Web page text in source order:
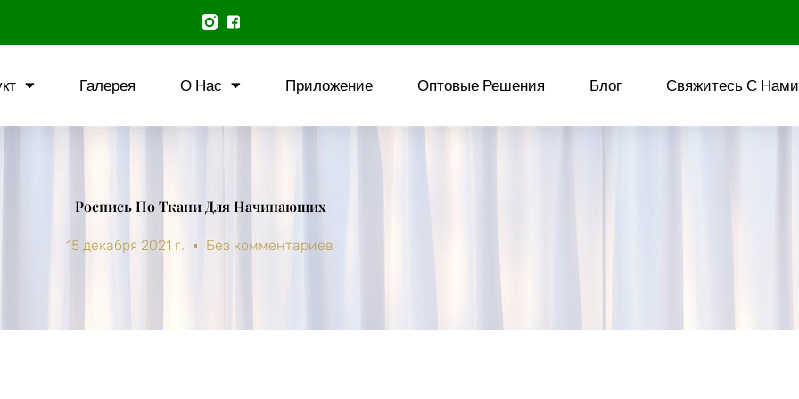
Галерея О Нас Приложение Оптовые Решения Блог Свяжитесь С Нами
Роспись По Ткани Для Начинающих
15 декабря 2021 г. Без комментариев